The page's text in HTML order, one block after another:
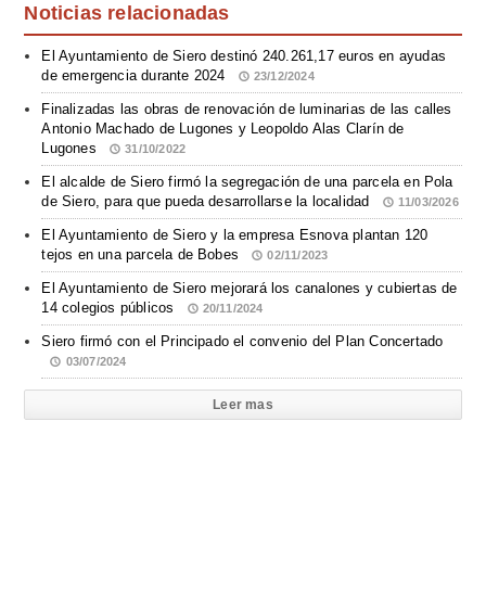
Noticias relacionadas
El Ayuntamiento de Siero destinó 240.261,17 euros en ayudas
de emergencia durante 2024
23/12/2024
Finalizadas las obras de renovación de luminarias de las calles
Antonio Machado de Lugones y Leopoldo Alas Clarín de
Lugones
31/10/2022
El alcalde de Siero firmó la segregación de una parcela en Pola
de Siero, para que pueda desarrollarse la localidad
11/03/2026
El Ayuntamiento de Siero y la empresa Esnova plantan 120
tejos en una parcela de Bobes
02/11/2023
El Ayuntamiento de Siero mejorará los canalones y cubiertas de
14 colegios públicos
20/11/2024
Siero firmó con el Principado el convenio del Plan Concertado
03/07/2024
Leer mas